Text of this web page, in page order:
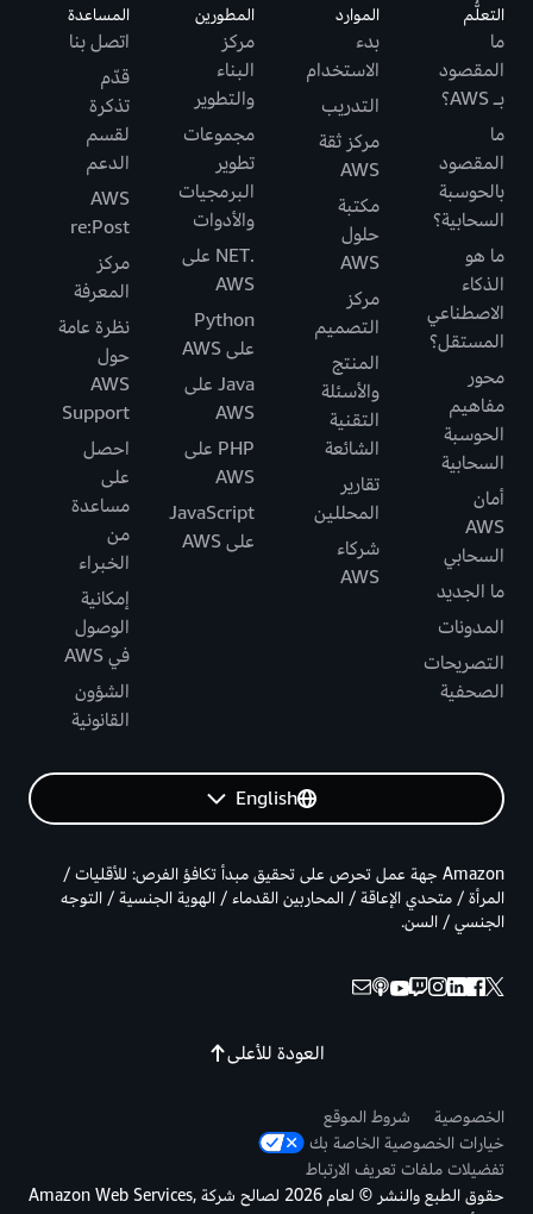
التعلُّم
ما
المقصود
بـ AWS؟
ما
المقصود
بالحوسبة
السحابية؟
ما هو
الذكاء
الاصطناعي
المستقل؟
محور
مفاهيم
الحوسبة
السحابية
أمان
AWS
السحابي
ما الجديد
المدونات
التصريحات
الصحفية
الموارد
بدء
الاستخدام
التدريب
مركز ثقة
AWS
مكتبة
حلول
AWS
مركز
التصميم
المنتج
والأسئلة
التقنية
الشائعة
تقارير
المحللين
شركاء
AWS
المطورين
مركز
البناء
والتطوير
مجموعات
تطوير
البرمجيات
والأدوات
.NET على
AWS
Python
على AWS
Java على
AWS
PHP على
AWS
JavaScript
على AWS
المساعدة
اتصل بنا
قدّم
تذكرة
لقسم
الدعم
AWS
re:Post
مركز
المعرفة
نظرة عامة
حول
AWS
Support
احصل
على
مساعدة
من
الخبراء
إمكانية
الوصول
في AWS
الشؤون
القانونية
English
العودة للأعلى
Amazon جهة عمل تحرص على تحقيق مبدأ تكافؤ الفرص: للأقليات /
المرأة / متحدي الإعاقة / المحاربين القدماء / الهوية الجنسية / التوجه
الجنسي / السن.
الخصوصية
شروط الموقع
خيارات الخصوصية الخاصة بك
تفضيلات ملفات تعريف الارتباط
حقوق الطبع والنشر © لعام 2026 لصالح شركة Amazon Web Services,